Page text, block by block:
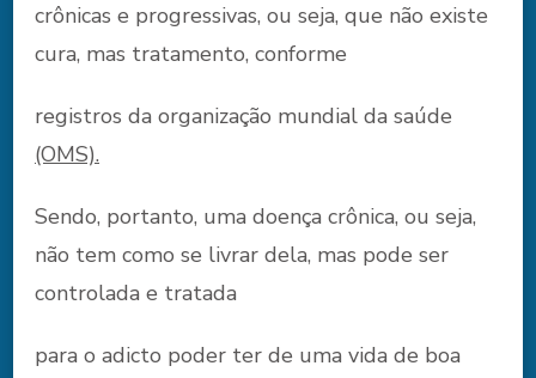
crônicas e progressivas, ou seja, que não existe
cura, mas tratamento, conforme
registros da organização mundial da saúde
(OMS).
Sendo, portanto, uma doença crônica, ou seja,
não tem como se livrar dela, mas pode ser
controlada e tratada
para o adicto poder ter de uma vida de boa